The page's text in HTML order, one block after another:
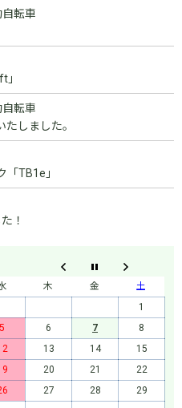
転車
」
転車
しました。
TB1e」
！
木 金
土
1
5 6 7
8
13 14
15
20 21
22
27 28
29